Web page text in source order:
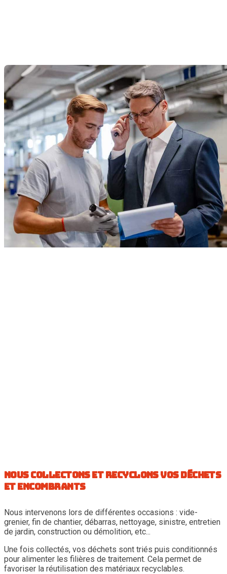
Nous collectons et recyclons vos déchets
et encombrants
Nous intervenons lors de différentes occasions : vide-
grenier, fin de chantier, débarras, nettoyage, sinistre, entretien
de jardin, construction ou démolition, etc...
Une fois collectés, vos déchets sont triés puis conditionnés
pour alimenter les filières de traitement. Cela permet de
favoriser la réutilisation des matériaux recyclables.